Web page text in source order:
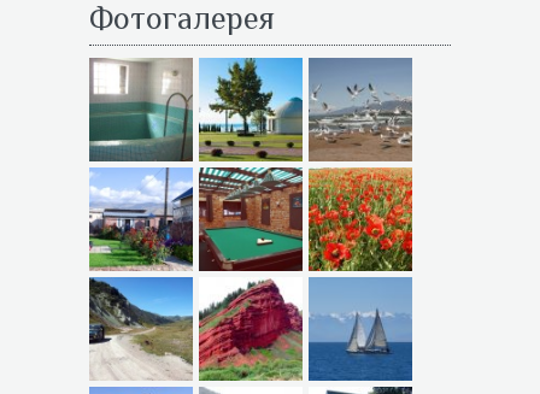
Фотогалерея